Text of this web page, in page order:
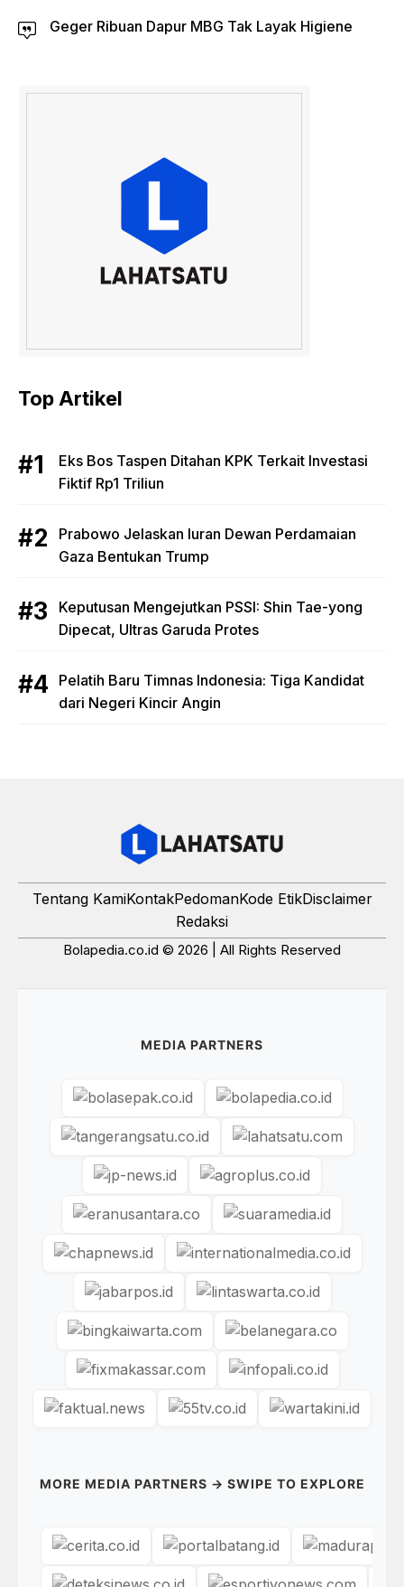
Geger Ribuan Dapur MBG Tak Layak Higiene
Top Artikel
Eks Bos Taspen Ditahan KPK Terkait Investasi
Fiktif Rp1 Triliun
Prabowo Jelaskan Iuran Dewan Perdamaian
Gaza Bentukan Trump
Keputusan Mengejutkan PSSI: Shin Tae-yong
Dipecat, Ultras Garuda Protes
Pelatih Baru Timnas Indonesia: Tiga Kandidat
dari Negeri Kincir Angin
Tentang KamiKontakPedomanKode EtikDisclaimer
Redaksi
Bolapedia.co.id © 2026 | All Rights Reserved
MEDIA PARTNERS
MORE MEDIA PARTNERS → SWIPE TO EXPLORE